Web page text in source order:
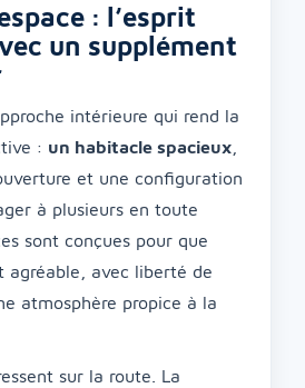
: l’esprit
un supplément
intérieure qui rend la
: un habitacle spacieux
et une configuration
à plusieurs en toute
sont conçues pour que
agréable, avec liberté de
atmosphère propice à la
sur la route. La